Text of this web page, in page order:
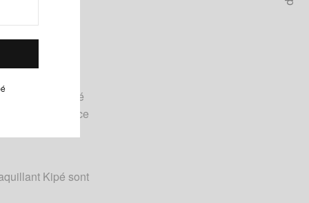
plus une
par des carré
stylée grâce
à la
Kipé sont